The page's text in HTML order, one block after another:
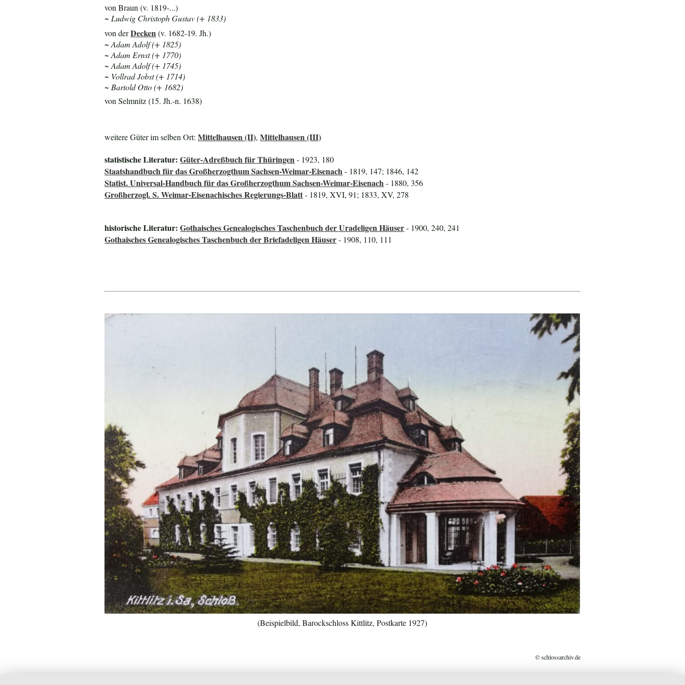
von Braun (v. 1819-...)
~ Ludwig Christoph Gustav (+ 1833)
von derDecken (v. 1682-19. Jh.)
~ Adam Adolf (+ 1825)
~ Adam Ernst (+ 1770)
~ Adam Adolf (+ 1745)
~ Vollrad Jobst (+ 1714)
~ Bartold Otto (+ 1682)
von Selmnitz (15. Jh.-n. 1638)
weitere Güter im selben Ort:Mittelhausen (II),Mittelhausen (III)
statistische Literatur:Güter-Adreßbuch für Thüringen- 1923, 180
Staatshandbuch für das Großherzogthum Sachsen-Weimar-Eisenach- 1819, 147; 1846, 142
Statist. Universal-Handbuch für das Großherzogthum Sachsen-Weimar-Eisenach- 1880, 356
Großherzogl. S. Weimar-Eisenachisches Regierungs-Blatt- 1819, XVI, 91; 1833, XV, 278
historische Literatur:Gothaisches Genealogisches Taschenbuch der Uradeligen Häuser- 1900, 240, 241
Gothaisches Genealogisches Taschenbuch der Briefadeligen Häuser- 1908, 110, 111
(Beispielbild, Barockschloss Kittlitz, Postkarte 1927)
© schlossarchiv.de